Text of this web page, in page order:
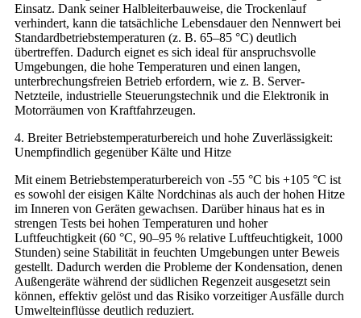
Einsatz. Dank seiner Halbleiterbauweise, die Trockenlauf
verhindert, kann die tatsächliche Lebensdauer den Nennwert bei
Standardbetriebstemperaturen (z. B. 65–85 °C) deutlich
übertreffen. Dadurch eignet es sich ideal für anspruchsvolle
Umgebungen, die hohe Temperaturen und einen langen,
unterbrechungsfreien Betrieb erfordern, wie z. B. Server-
Netzteile, industrielle Steuerungstechnik und die Elektronik in
Motorräumen von Kraftfahrzeugen.
4. Breiter Betriebstemperaturbereich und hohe Zuverlässigkeit:
Unempfindlich gegenüber Kälte und Hitze
Mit einem Betriebstemperaturbereich von -55 °C bis +105 °C ist
es sowohl der eisigen Kälte Nordchinas als auch der hohen Hitze
im Inneren von Geräten gewachsen. Darüber hinaus hat es in
strengen Tests bei hohen Temperaturen und hoher
Luftfeuchtigkeit (60 °C, 90–95 % relative Luftfeuchtigkeit, 1000
Stunden) seine Stabilität in feuchten Umgebungen unter Beweis
gestellt. Dadurch werden die Probleme der Kondensation, denen
Außengeräte während der südlichen Regenzeit ausgesetzt sein
können, effektiv gelöst und das Risiko vorzeitiger Ausfälle durch
Umwelteinflüsse deutlich reduziert.